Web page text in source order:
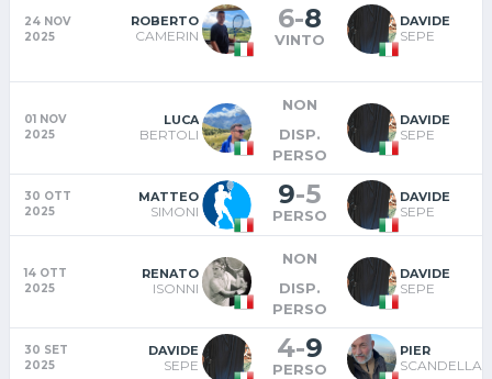
24 NOV
2025
ROBERTO
CAMERIN
6-8
VINTO
DAVIDE
SEPE
01 NOV
2025
LUCA
BERTOLI
NON
DISP.
PERSO
DAVIDE
SEPE
30 OTT
2025
MATTEO
SIMONI
9-5
PERSO
DAVIDE
SEPE
14 OTT
2025
RENATO
ISONNI
NON
DISP.
PERSO
DAVIDE
SEPE
30 SET
2025
DAVIDE
SEPE
4-9
PERSO
PIER
SCANDELLA